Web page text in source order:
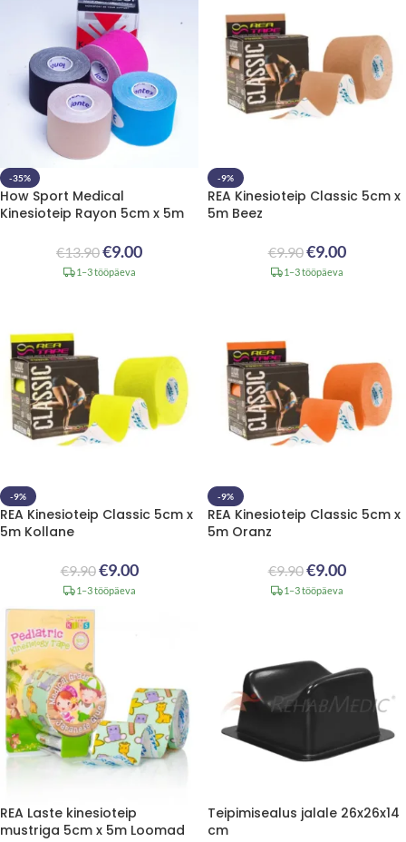
-35%
How Sport Medical
Kinesioteip Rayon 5cm x 5m
€13.90€9.00
1–3 tööpäeva
-9%
REA Kinesioteip Classic 5cm x
5m Beez
€9.90€9.00
1–3 tööpäeva
-9%
REA Kinesioteip Classic 5cm x
5m Kollane
€9.90€9.00
1–3 tööpäeva
-9%
REA Kinesioteip Classic 5cm x
5m Oranz
€9.90€9.00
1–3 tööpäeva
REA Laste kinesioteip
mustriga 5cm x 5m Loomad
Teipimisealus jalale 26x26x14
cm